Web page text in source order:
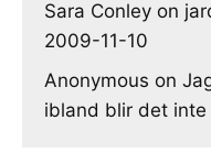
Sara Conley on
2009-11-10
Anonymous on
ibland blir det